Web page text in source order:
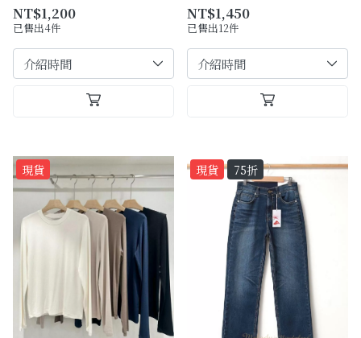
NT$1,200
已售出4件
NT$1,450
已售出12件
現貨 現貨 75折